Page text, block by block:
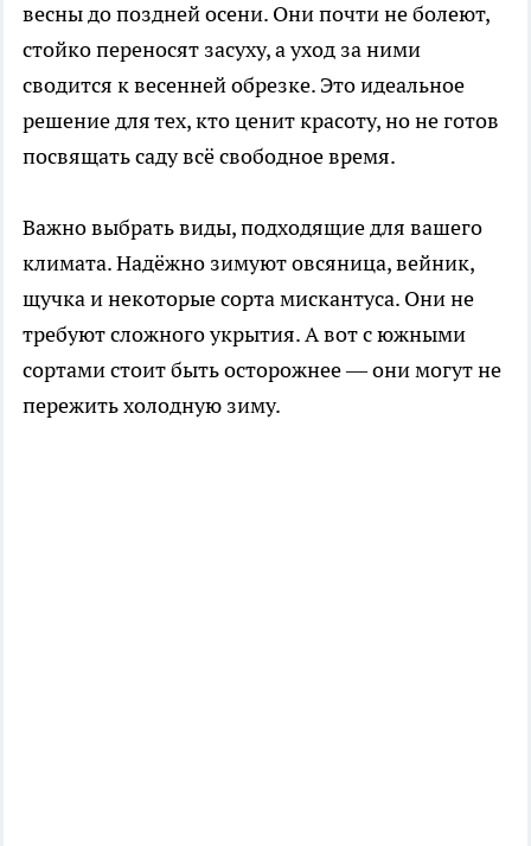
весны до поздней осени. Они почти не болеют,
стойко переносят засуху, а уход за ними
сводится к весенней обрезке. Это идеальное
решение для тех, кто ценит красоту, но не готов
посвящать саду всё свободное время.
Важно выбрать виды, подходящие для вашего
климата. Надёжно зимуют овсяница, вейник,
щучка и некоторые сорта мискантуса. Они не
требуют сложного укрытия. А вот с южными
сортами стоит быть осторожнее — они могут не
пережить холодную зиму.